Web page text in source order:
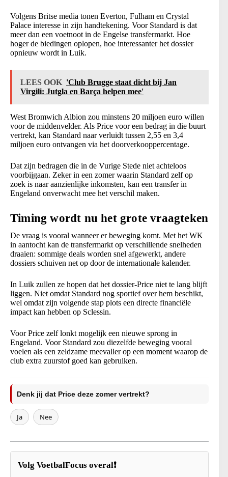
Volgens Britse media tonen Everton, Fulham en Crystal
Palace interesse in zijn handtekening. Voor Standard is dat
meer dan een voetnoot in de Engelse transfermarkt. Hoe
hoger de biedingen oplopen, hoe interessanter het dossier
opnieuw wordt in Luik.
LEES OOK 'Club Brugge staat dicht bij Jan
Virgili: Jutgla en Barça helpen mee'
West Bromwich Albion zou minstens 20 miljoen euro willen
voor de middenvelder. Als Price voor een bedrag in die buurt
vertrekt, kan Standard naar verluidt tussen 2,55 en 3,4
miljoen euro ontvangen via het doorverkooppercentage.
Dat zijn bedragen die in de Vurige Stede niet achteloos
voorbijgaan. Zeker in een zomer waarin Standard zelf op
zoek is naar aanzienlijke inkomsten, kan een transfer in
Engeland onverwacht mee het verschil maken.
Timing wordt nu het grote vraagteken
De vraag is vooral wanneer er beweging komt. Met het WK
in aantocht kan de transfermarkt op verschillende snelheden
draaien: sommige deals worden snel afgewerkt, andere
dossiers schuiven net op door de internationale kalender.
In Luik zullen ze hopen dat het dossier-Price niet te lang blijft
liggen. Niet omdat Standard nog sportief over hem beschikt,
wel omdat zijn volgende stap plots een directe financiële
impact kan hebben op Sclessin.
Voor Price zelf lonkt mogelijk een nieuwe sprong in
Engeland. Voor Standard zou diezelfde beweging vooral
voelen als een zeldzame meevaller op een moment waarop de
club extra zuurstof goed kan gebruiken.
Denk jij dat Price deze zomer vertrekt?
Ja Nee
Volg VoetbalFocus overal❗